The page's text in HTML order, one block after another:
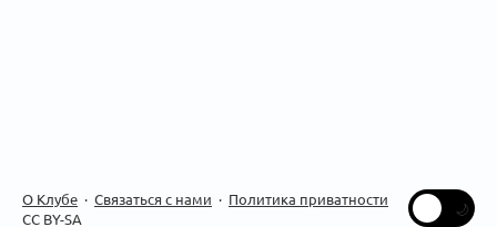
О Клубе · Связаться с нами · Политика приватности
CC BY-SA